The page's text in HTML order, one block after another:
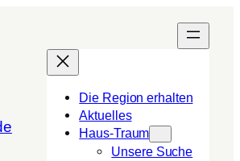
Die Region erhalten
Aktuelles
Haus-Traum
Unsere Suche